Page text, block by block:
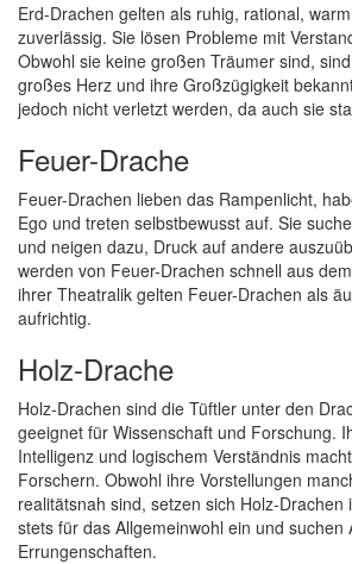
Erd-Drachen gelten als ruhig, rational,
zuverlässig. Sie lösen Probleme mit
Obwohl sie keine großen Träumer sind,
großes Herz und ihre Großzügigkeit
jedoch nicht verletzt werden, da auch sie
Feuer-Drache
Feuer-Drachen lieben das Rampenlicht,
Ego und treten selbstbewusst auf. Sie
und neigen dazu, Druck auf andere
werden von Feuer-Drachen schnell aus
ihrer Theatralik gelten Feuer-Drachen als
aufrichtig.
Holz-Drache
Holz-Drachen sind die Tüftler unter den
geeignet für Wissenschaft und Forschung.
Intelligenz und logischem Verständnis
Forschern. Obwohl ihre Vorstellungen
realitätsnah sind, setzen sich Holz-Drachen
stets für das Allgemeinwohl ein und
Errungenschaften.